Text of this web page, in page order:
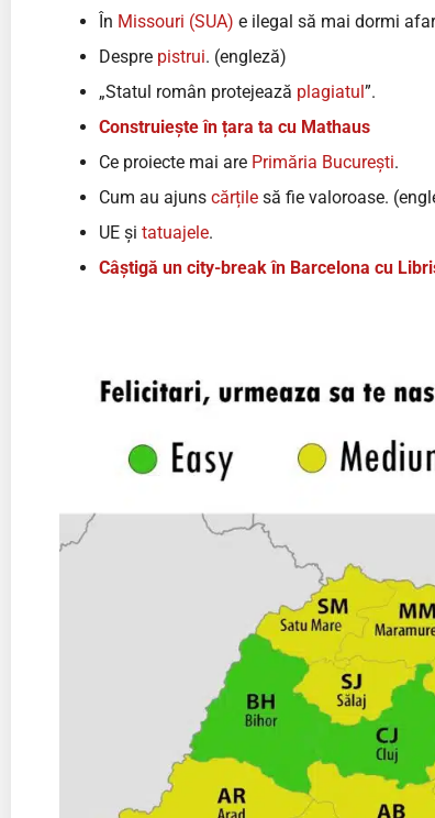
În Missouri (SUA) e ilegal să mai dormi
Despre pistrui. (engleză)
„Statul român protejează plagiatul”.
Construiește în țara ta cu Mathaus
Ce proiecte mai are Primăria București.
Cum au ajuns cărțile să fie valoroase.
UE și tatuajele.
Câștigă un city-break în Barcelona cu